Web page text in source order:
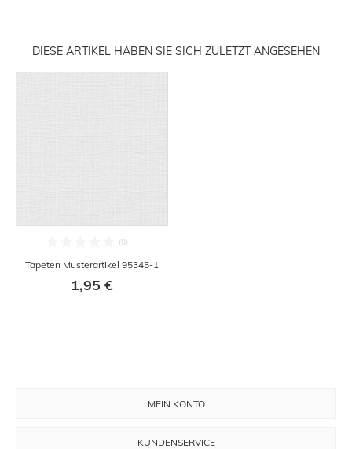
DIESE ARTIKEL HABEN SIE SICH ZULETZT ANGESEHEN
Tapeten Musterartikel 95345-1
1,95 €
MEIN KONTO
KUNDENSERVICE